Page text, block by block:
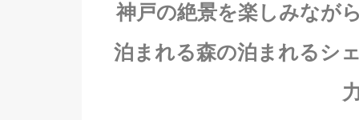
神戸の絶景を楽しみなが
泊まれる森の泊まれるシ